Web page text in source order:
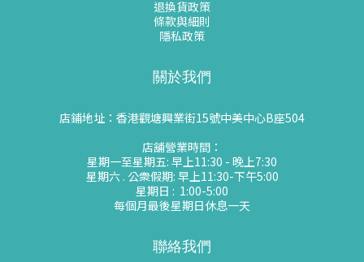
退換貨政策
條款與細則
隱私政策
關於我們
店鋪地址：香港觀塘興業街15號中美中心B座504
店舖營業時間：
星期一至星期五: 早上11:30 - 晚上7:30
星期六 . 公衆假期: 早上11:30-下午5:00
星期日 : 1:00-5:00
每個月最後星期日休息一天
聯絡我們